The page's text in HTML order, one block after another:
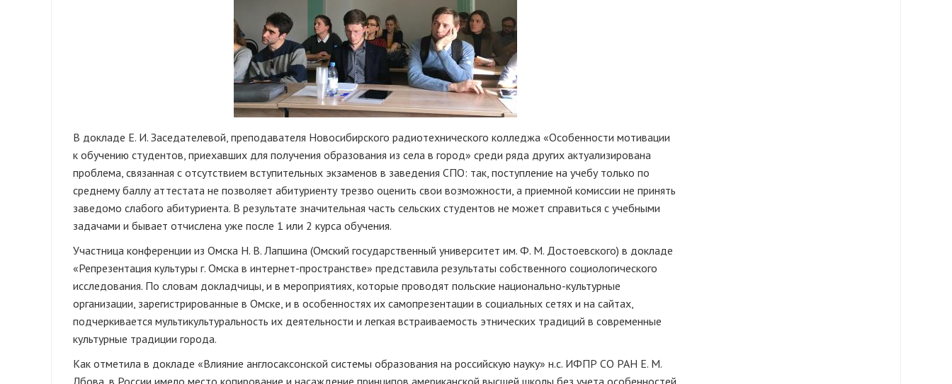
В докладе Е. И. Заседателевой, преподавателя Новосибирского радиотехнического колледжа «Особенности мотивации
к обучению студентов, приехавших для получения образования из села в город» среди ряда других актуализирована
проблема, связанная с отсутствием вступительных экзаменов в заведения СПО: так, поступление на учебу только по
среднему баллу аттестата не позволяет абитуриенту трезво оценить свои возможности, а приемной комиссии не принять
заведомо слабого абитуриента. В результате значительная часть сельских студентов не может справиться с учебными
задачами и бывает отчислена уже после 1 или 2 курса обучения.
Участница конференции из Омска Н. В. Лапшина (Омский государственный университет им. Ф. М. Достоевского) в докладе
«Репрезентация культуры г. Омска в интернет-пространстве» представила результаты собственного социологического
исследования. По словам докладчицы, и в мероприятиях, которые проводят польские национально-культурные
организации, зарегистрированные в Омске, и в особенностях их самопрезентации в социальных сетях и на сайтах,
подчеркивается мультикультуральность их деятельности и легкая встраиваемость этнических традиций в современные
культурные традиции города.
Как отметила в докладе «Влияние англосаксонской системы образования на российскую науку» н.с. ИФПР СО РАН Е. М.